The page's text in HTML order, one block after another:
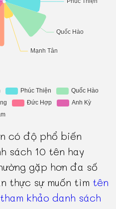
có độ phổ biến
sách 10 tên hay
gặp hơn đa số
thực sự muốn tìm tên
khảo danh sách